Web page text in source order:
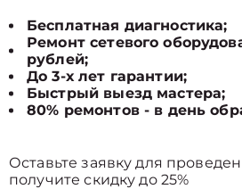
Бесплатная диагностика;
Ремонт сетевого
рублей;
До 3-х лет гарантии;
Быстрый выезд мастера;
80% ремонтов - в день
Оставьте заявку для
получите скидку до 25%